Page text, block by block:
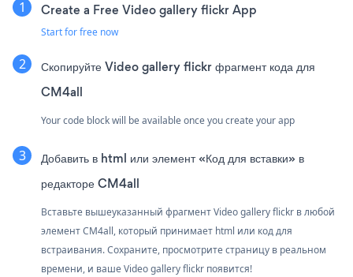
Create a Free Video gallery flickr App
Start for free now
Скопируйте Video gallery flickr фрагмент кода для
CM4all
Your code block will be available once you create your app
Добавить в html или элемент «Код для вставки» в
редакторе CM4all
Вставьте вышеуказанный фрагмент Video gallery flickr в любой
элемент CM4all, который принимает html или код для
встраивания. Сохраните, просмотрите страницу в реальном
времени, и ваше Video gallery flickr появится!